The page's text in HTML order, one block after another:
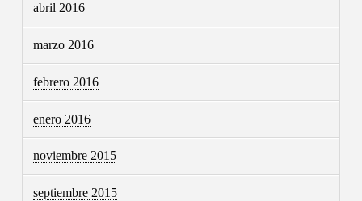
abril 2016
marzo 2016
febrero 2016
enero 2016
noviembre 2015
septiembre 2015